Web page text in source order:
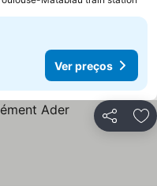
Ver preços
Partilhar